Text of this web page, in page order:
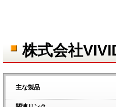
株式会社
主な製品